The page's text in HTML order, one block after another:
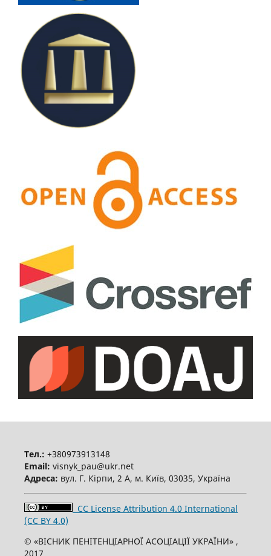
Тел.: +380973913148
Email: visnyk_pau@ukr.net
Адреса: вул. Г. Кірпи, 2 А, м. Київ, 03035, Україна
CC License Attribution 4.0 International
(CC BY 4.0)
© «ВІСНИК ПЕНІТЕНЦІАРНОЇ АСОЦІАЦІЇ УКРАЇНИ» ,
2017